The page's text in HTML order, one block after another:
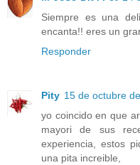
Siempre es una
encanta!! eres un
Responder
Pity 15 de octubre
yo coincido en que
mayori de sus
experiencia, estos
una pita increible,